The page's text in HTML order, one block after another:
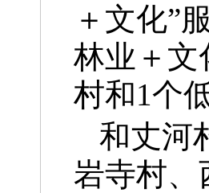
＋文化”
林业＋文
村和1个
和丈河
岩寺村